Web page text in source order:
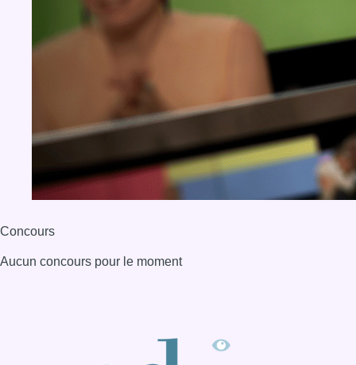
Concours
Aucun concours pour le moment